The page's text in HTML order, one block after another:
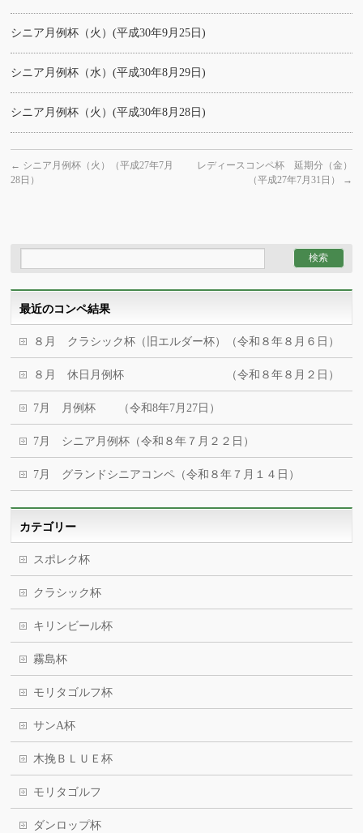
シニア月例杯（火）(平成30年9月25日)
シニア月例杯（水）(平成30年8月29日)
シニア月例杯（火）(平成30年8月28日)
← シニア月例杯（火）（平成27年7月
28日）
レディースコンペ杯 延期分（金）
（平成27年7月31日）
→
最近のコンペ結果
８月 クラシック杯（旧エルダー杯）（令和８年８月６日）
８月 休日月例杯 （令和８年８月２日）
7月 月例杯 （令和8年7月27日）
7月 シニア月例杯（令和８年７月２２日）
7月 グランドシニアコンペ（令和８年７月１４日）
カテゴリー
スポレク杯
クラシック杯
キリンビール杯
霧島杯
モリタゴルフ杯
サンA杯
木挽ＢＬＵＥ杯
モリタゴルフ
ダンロップ杯